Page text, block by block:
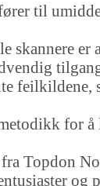
til
skannere
feilkildene,
for
Topdon
og